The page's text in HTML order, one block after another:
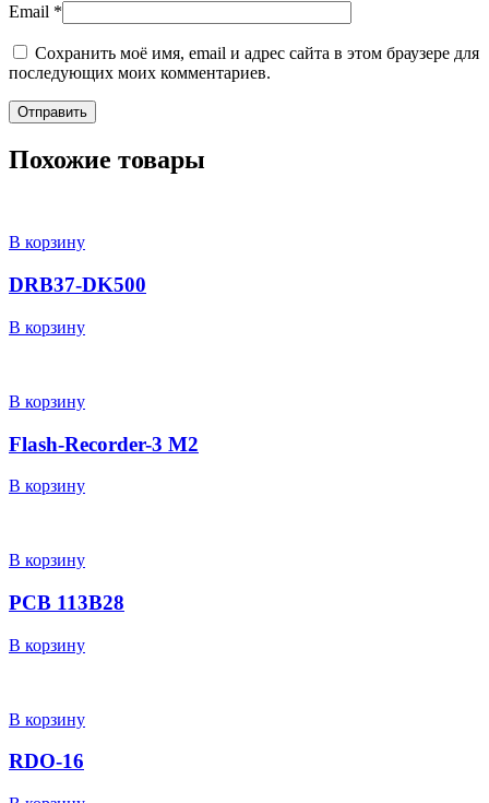
Email *
Сохранить моё имя, email и адрес сайта в этом браузере для
последующих моих комментариев.
Похожие товары
В корзину
DRB37-DK500
В корзину
В корзину
Flash-Recorder-3 М2
В корзину
В корзину
PCB 113B28
В корзину
В корзину
RDO-16